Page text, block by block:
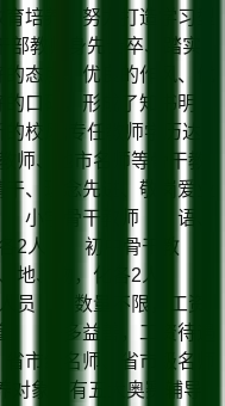
培养，努力打造学习型
教师身先士卒、踏实
态度、优良的作风、优
口碑，形成了知书明
校风;专任教师学历达
师、地市名师等骨干教
、理念先进、敬岗爱业
小学骨干教师 语、
2人 初中骨干教
地、物，化各2人
员 数量不限，工资
多多益善，工资待遇
级名师、省市级名师
对象、有五大奥赛辅导